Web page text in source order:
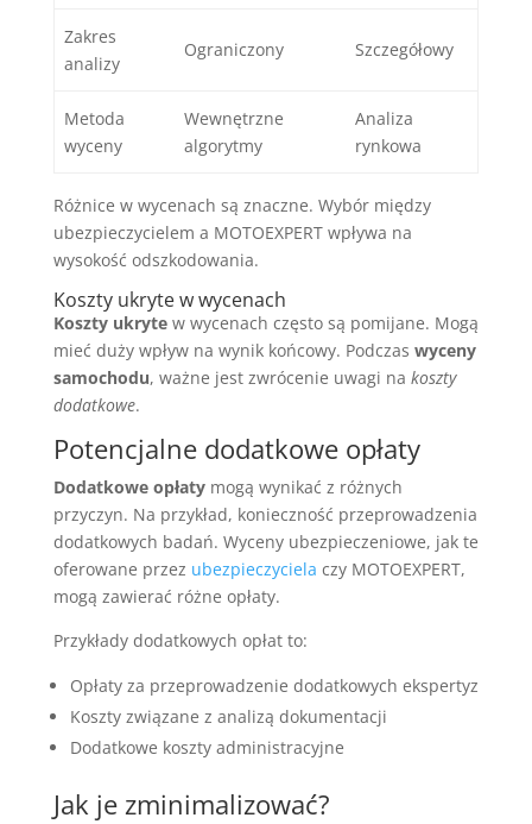
Zakres
analizy
Ograniczony Szczegółowy
Metoda
wyceny
Wewnętrzne
algorytmy
Analiza
rynkowa
Różnice w wycenach są znaczne. Wybór między
ubezpieczycielem a MOTOEXPERT wpływa na
wysokość odszkodowania.
Koszty ukryte w wycenach
Koszty ukrytew wycenach często są pomijane. Mogą
mieć duży wpływ na wynik końcowy. Podczas wyceny
samochodu, ważne jest zwrócenie uwagi na koszty
dodatkowe.
Potencjalne dodatkowe opłaty
Dodatkowe opłatymogą wynikać z różnych
przyczyn. Na przykład, konieczność przeprowadzenia
dodatkowych badań. Wyceny ubezpieczeniowe, jak te
oferowane przez ubezpieczyciela czy MOTOEXPERT,
mogą zawierać różne opłaty.
Przykłady dodatkowych opłat to:
Opłaty za przeprowadzenie dodatkowych ekspertyz
Koszty związane z analizą dokumentacji
Dodatkowe koszty administracyjne
Jak je zminimalizować?